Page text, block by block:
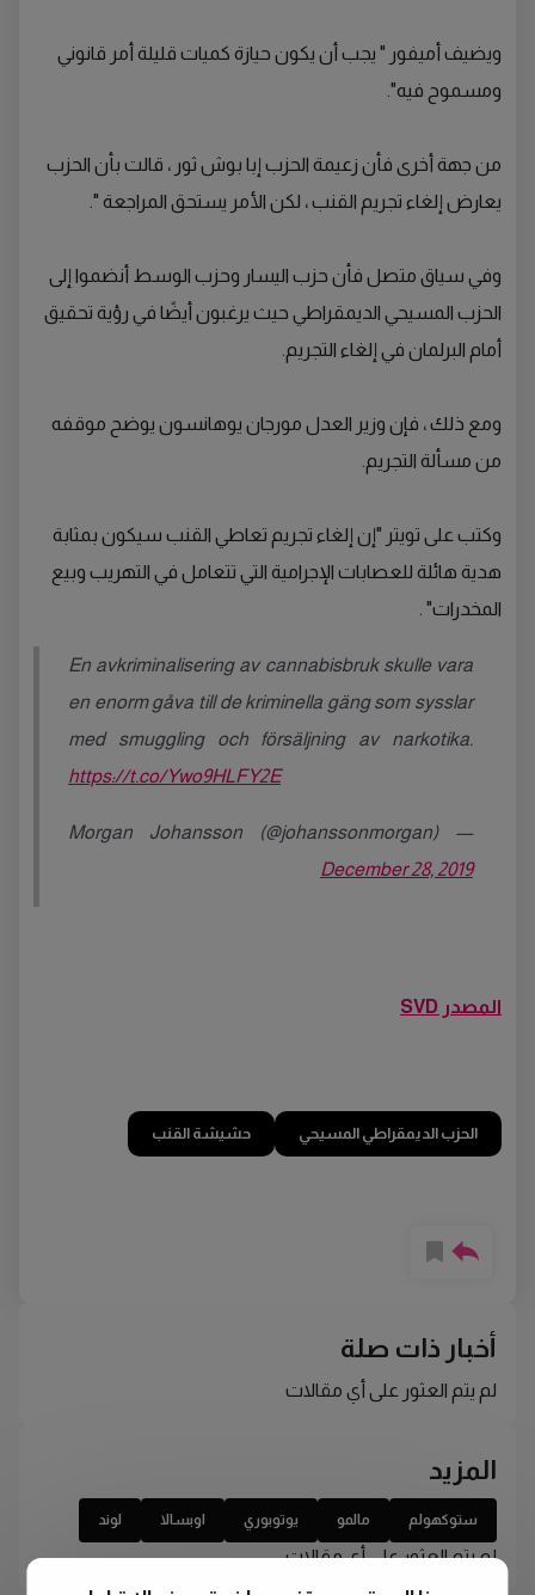
ويضيف أميفور " يجب أن يكون حيازة كميات قليلة أمر قانوني
ومسموح فيه".
من جهة أخرى فأن زعيمة الحزب إبا بوش ثور ، قالت بأن الحزب
يعارض إلغاء تجريم القنب ، لكن الأمر يستحق المراجعة ".
وفي سياق متصل فأن حزب اليسار وحزب الوسط أنضموا إلى
الحزب المسيحي الديمقراطي حيث يرغبون أيضًا في رؤية تحقيق
أمام البرلمان في إلغاء التجريم.
ومع ذلك ، فإن وزير العدل مورجان يوهانسون يوضح موقفه
من مسألة التجريم.
وكتب على تويتر "إن إلغاء تجريم تعاطي القنب سيكون بمثابة
هدية هائلة للعصابات الإجرامية التي تتعامل في التهريب وبيع
المخدرات" .
En avkriminalisering av cannabisbruk skulle vara
en enorm gåva till de kriminella gäng som sysslar
med smuggling och försäljning av narkotika.
https://t.co/Ywo9HLFY2E
— Morgan Johansson (@johanssonmorgan)
December 28, 2019
المصدر SVD
الحزب الديمقراطي المسيحي حشيشة القنب
أخبار ذات صلة
لم يتم العثور على أي مقالات
المزيد
ستوكهولم مالمو يوتوبوري اوبسالا لوند
لم يتم العثور على أي مقالات